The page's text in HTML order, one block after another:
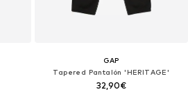
GAP
Tapered Pantalón 'HERITAGE'
32,90€